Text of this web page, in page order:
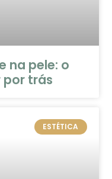
na pele: o
por trás
ESTÉTICA